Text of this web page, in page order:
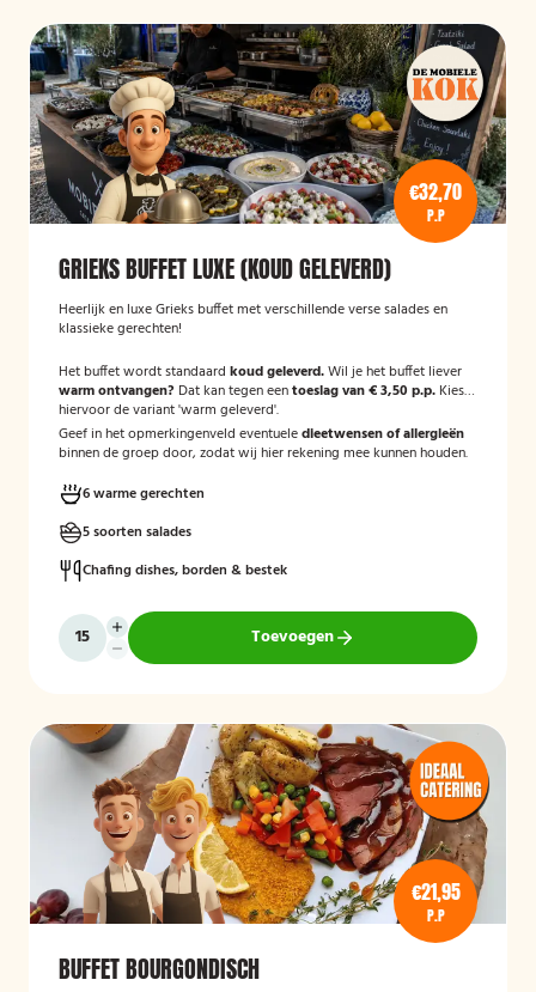
€32,70
P.P
GRIEKS BUFFET LUXE (KOUD GELEVERD)
Heerlijk en luxe Grieks buffet met verschillende verse salades en
klassieke gerechten!
Het buffet wordt standaard koud geleverd.Wil je het buffet liever
warm ontvangen? Dat kan tegen eentoeslag van € 3,50 p.p. Kies
hiervoor de variant 'warm geleverd'.
Geef in het opmerkingenveld eventueledieetwensen of allergieën
binnen de groep door, zodat wij hier rekening mee kunnen houden.
6 warme gerechten
5 soorten salades
Chafing dishes, borden & bestek
Toevoegen
€21,95
P.P
BUFFET BOURGONDISCH